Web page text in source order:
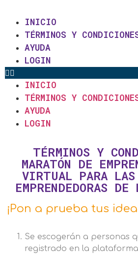
INICIO
TÉRMINOS Y
AYUDA
LOGIN
INICIO
TÉRMINOS Y
AYUDA
LOGIN
TÉRMINOS Y
MARATÓN DE
VIRTUAL PARA LAS
EMPRENDEDORAS
¡Pon a prueba tus
Se escogerán a personas
registrado en la plataforma